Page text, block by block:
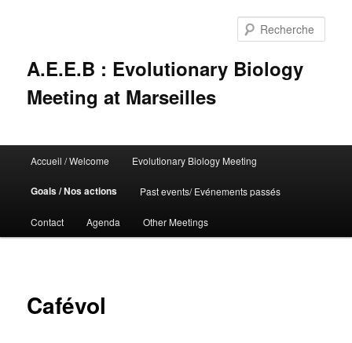
A.E.E.B : Evolutionary Biology
Meeting at Marseilles
principal
Aller
au
contenu
Accueil / Welcome Evolutionary Biology Meeting
Goals / Nos actions Past events/ Evénements passés
Contact Agenda Other Meetings
Cafévol